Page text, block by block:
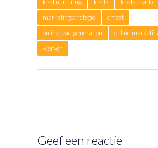
marketingstrategie
omzet
online lead generation
online
werven
Geef een reactie